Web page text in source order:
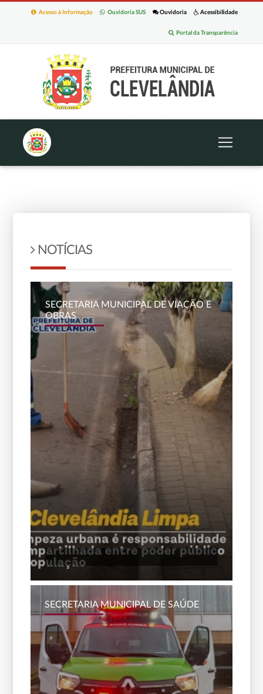
Acessibilidade
Ouvidoria
Ouvidoria SUS
Acesso à Informação
Portal da Transparência
NOTÍCIAS
SECRETARIA MUNICIPAL DE VIAÇÃO E
OBRAS
SECRETARIA MUNICIPAL DE SAÚDE